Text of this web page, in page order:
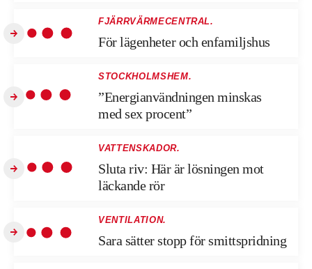
FJÄRRVÄRMECENTRAL.
För lägenheter och enfamiljshus
STOCKHOLMSHEM.
”Energianvändningen minskas
med sex procent”
VATTENSKADOR.
Sluta riv: Här är lösningen mot
läckande rör
VENTILATION.
Sara sätter stopp för smittspridning